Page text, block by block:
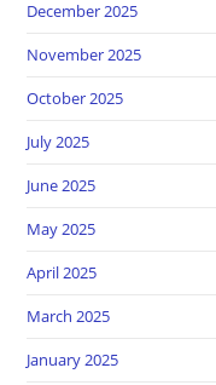
December 2025
November 2025
October 2025
July 2025
June 2025
May 2025
April 2025
March 2025
January 2025